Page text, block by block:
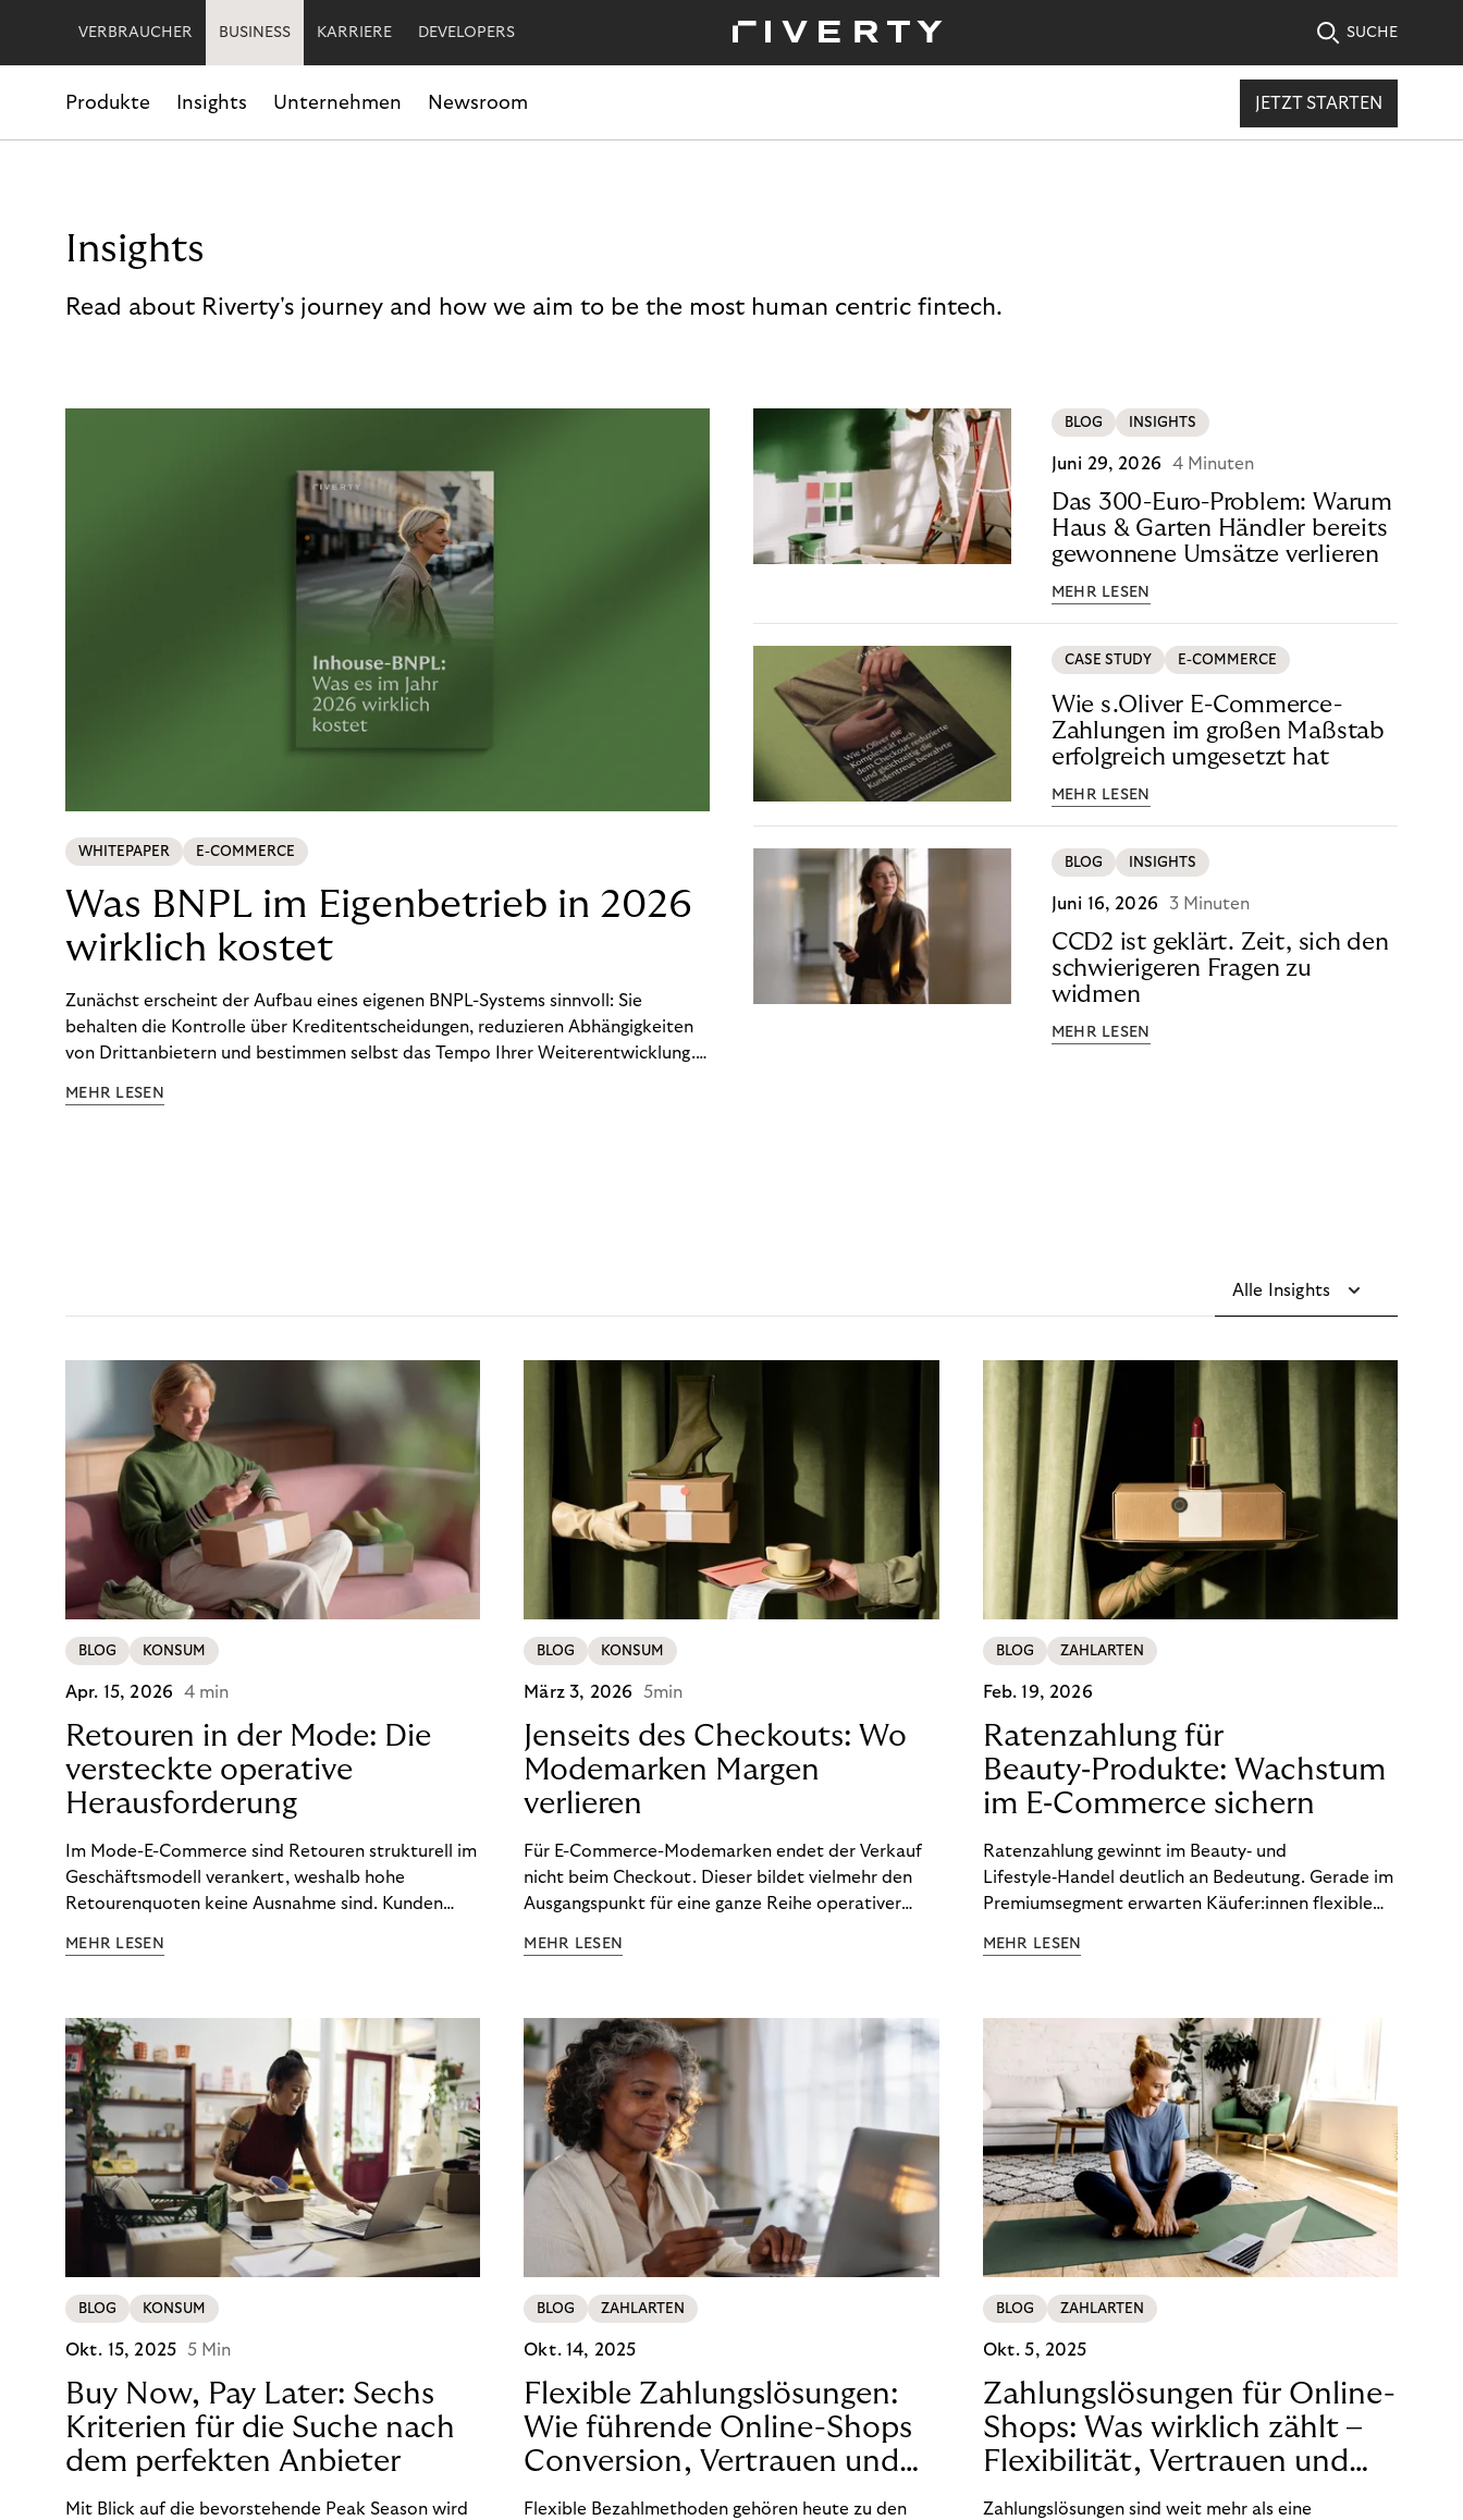
VERBRAUCHER BUSINESS KARRIERE DEVELOPERS SUCHE
Produkte Insights Unternehmen Newsroom JETZT STARTEN
Insights
Read about Riverty's journey and how we aim to be the most human centric fintech.
WHITEPAPER E-COMMERCE
Was BNPL im Eigenbetrieb in 2026
wirklich kostet
Zunächst erscheint der Aufbau eines eigenen BNPL-Systems sinnvoll: Sie
behalten die Kontrolle über Kreditentscheidungen, reduzieren Abhängigkeiten
von Drittanbietern und bestimmen selbst das Tempo Ihrer Weiterentwicklung.
über Betrugsprävention und Dispute Management bis hin zu regulatorischen
MEHR LESEN
BLOG INSIGHTS
Juni 29, 2026 4 Minuten
Das 300-Euro-Problem: Warum
Haus & Garten Händler bereits
gewonnene Umsätze verlieren
MEHR LESEN
CASE STUDY E-COMMERCE
Wie s.Oliver E-Commerce-
Zahlungen im großen Maßstab
erfolgreich umgesetzt hat
MEHR LESEN
BLOG INSIGHTS
Juni 16, 2026 3 Minuten
CCD2 ist geklärt. Zeit, sich den
schwierigeren Fragen zu
widmen
MEHR LESEN
Alle Insights
BLOG KONSUM
Apr. 15, 2026 4 min
Retouren in der Mode: Die
versteckte operative
Herausforderung
Im Mode-E-Commerce sind Retouren strukturell im
Geschäftsmodell verankert, weshalb hohe
Retourenquoten keine Ausnahme sind. Kunden
zu Hause an und schicken das zurück, was nicht
sondern wie effizient das Unternehmen diese
bewältigt.
MEHR LESEN
BLOG KONSUM
März 3, 2026 5min
Jenseits des Checkouts: Wo
Modemarken Margen
verlieren
Für E-Commerce-Modemarken endet der Verkauf
nicht beim Checkout. Dieser bildet vielmehr den
Ausgangspunkt für eine ganze Reihe operativer
wie viel Marge letztendlich verbleibt. Während sich
entscheiden sich die wahren Kosten oft erst nach
dem Checkout: Retouren, Rückerstattungen sowie
die Zahlungsabwicklung beeinflussen nicht nur den
Cashflow, sie prägen die langfristige Rentabilität
und bestimmen maßgeblich die Margen im Fashion-
E-Commerce.
MEHR LESEN
BLOG ZAHLARTEN
Feb. 19, 2026
Ratenzahlung für
Beauty‑Produkte: Wachstum
im E‑Commerce sichern
Ratenzahlung gewinnt im Beauty‑ und
Lifestyle‑Handel deutlich an Bedeutung. Gerade im
Premiumsegment erwarten Käufer:innen flexible
Parfums, Hautpflege‑Sets oder Beauty‑Devices
aus. Entscheidend ist nicht die bloße Verfügbarkeit,
sondern die durchdachte Umsetzung.
MEHR LESEN
BLOG KONSUM
Okt. 15, 2025 5 Min
Buy Now, Pay Later: Sechs
Kriterien für die Suche nach
dem perfekten Anbieter
Mit Blick auf die bevorstehende Peak Season wird
BLOG ZAHLARTEN
Okt. 14, 2025
Flexible Zahlungslösungen:
Wie führende Online-Shops
Conversion, Vertrauen und
Loyalität stärken
Flexible Bezahlmethoden gehören heute zu den
BLOG ZAHLARTEN
Okt. 5, 2025
Zahlungslösungen für Online-
Shops: Was wirklich zählt –
Flexibilität, Vertrauen und
Technologie
Zahlungslösungen sind weit mehr als eine